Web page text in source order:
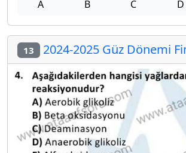
A B C D
13 2024-2025 Güz Dönemi